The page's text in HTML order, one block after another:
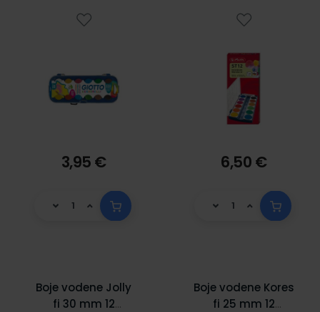
3,95 € 6,50 €
Boje vodene Jolly
fi 30 mm 12
Boje vodene Kores
fi 25 mm 12